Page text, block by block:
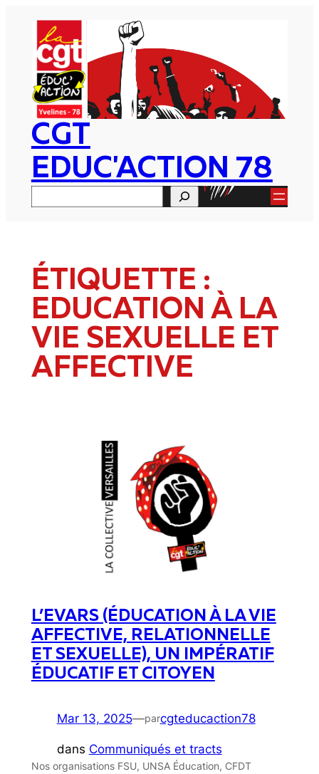
contenu
CGT
EDUC'ACTION 78
ÉTIQUETTE :
EDUCATION À LA
VIE SEXUELLE ET
AFFECTIVE
L’EVARS (ÉDUCATION À LA VIE
AFFECTIVE, RELATIONNELLE
ET SEXUELLE), UN IMPÉRATIF
ÉDUCATIF ET CITOYEN
Mar 13, 2025—parcgteducaction78
dans Communiqués et tracts
Nos organisations FSU, UNSA Éducation, CFDT